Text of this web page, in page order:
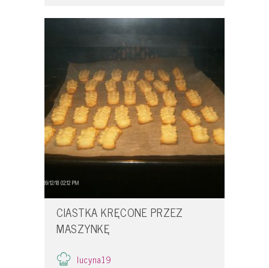
CIASTKA KRĘCONE PRZEZ
MASZYNKĘ
lucyna19